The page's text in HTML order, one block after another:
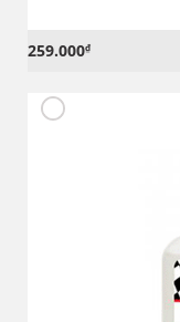
259.000₫